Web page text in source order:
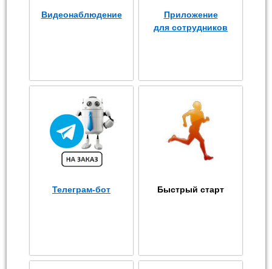
Видеонаблюдение
Приложение
для сотрудников
Телеграм-бот Быстрый старт